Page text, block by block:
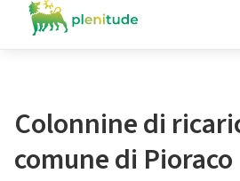
Colonnine di
comune di Pioraco